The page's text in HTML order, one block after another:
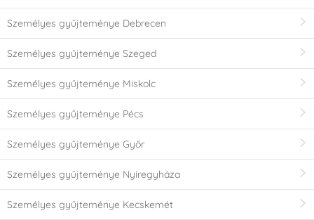
Személyes gyűjteménye Debrecen
Személyes gyűjteménye Szeged
Személyes gyűjteménye Miskolc
Személyes gyűjteménye Pécs
Személyes gyűjteménye Győr
Személyes gyűjteménye Nyíregyháza
Személyes gyűjteménye Kecskemét